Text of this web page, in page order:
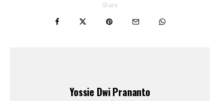
Share
Yossie Dwi Prananto